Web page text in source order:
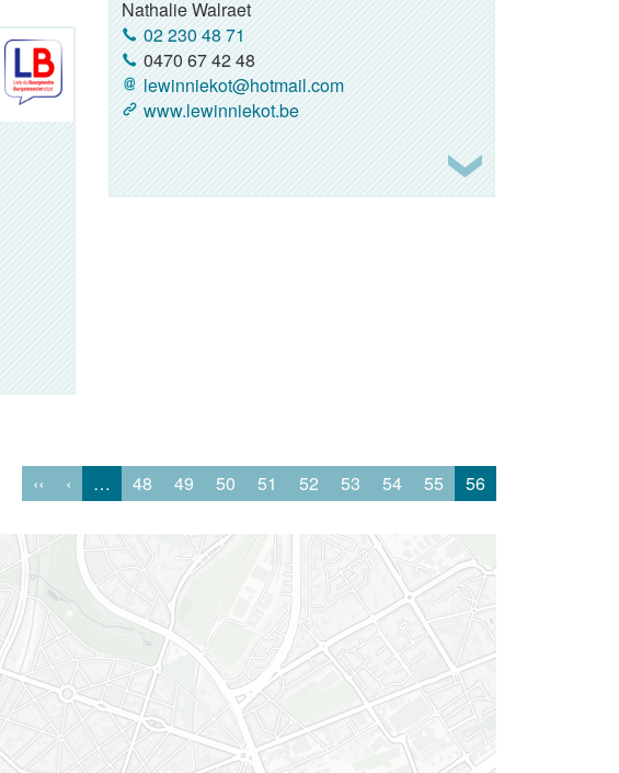
Nathalie Walraet
02 230 48 71
0470 67 42 48
lewinniekot@hotmail.com
www.lewinniekot.be
‹‹ ‹ … 48 49 50 51 52 53 54 55 56